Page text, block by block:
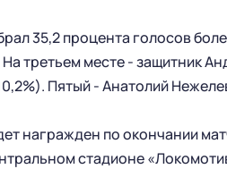
35,2 процента голосов
третьем месте - защитник
Пятый - Анатолий
награжден по окончании
стадионе